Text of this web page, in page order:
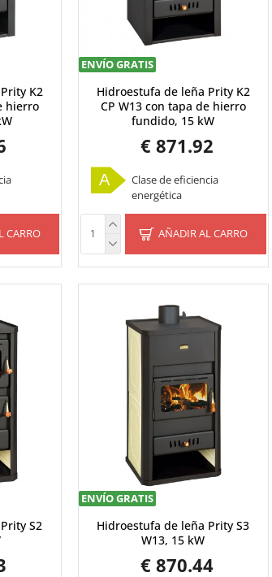
K2
hierro
CARRO
ENVÍO GRATIS
Hidroestufa de leña Prity K2
CP W13 con tapa de hierro
fundido, 15 kW
€ 871.92
A
Clase de eficiencia
energética
AÑADIR AL CARRO
S2
ENVÍO GRATIS
Hidroestufa de leña Prity S3
W13, 15 kW
€ 870.44